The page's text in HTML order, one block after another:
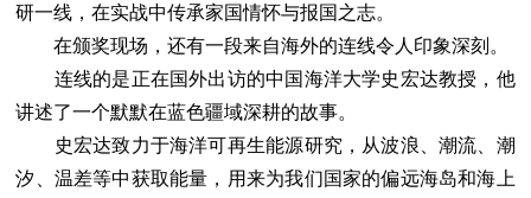
研一线，在实战中传承家国情怀与报国之志。
在颁奖现场，还有一段来自海外的连线令人印象深刻。
连线的是正在国外出访的中国海洋大学史宏达教授，他
讲述了一个默默在蓝色疆域深耕的故事。
史宏达致力于海洋可再生能源研究，从波浪、潮流、潮
汐、温差等中获取能量，用来为我们国家的偏远海岛和海上